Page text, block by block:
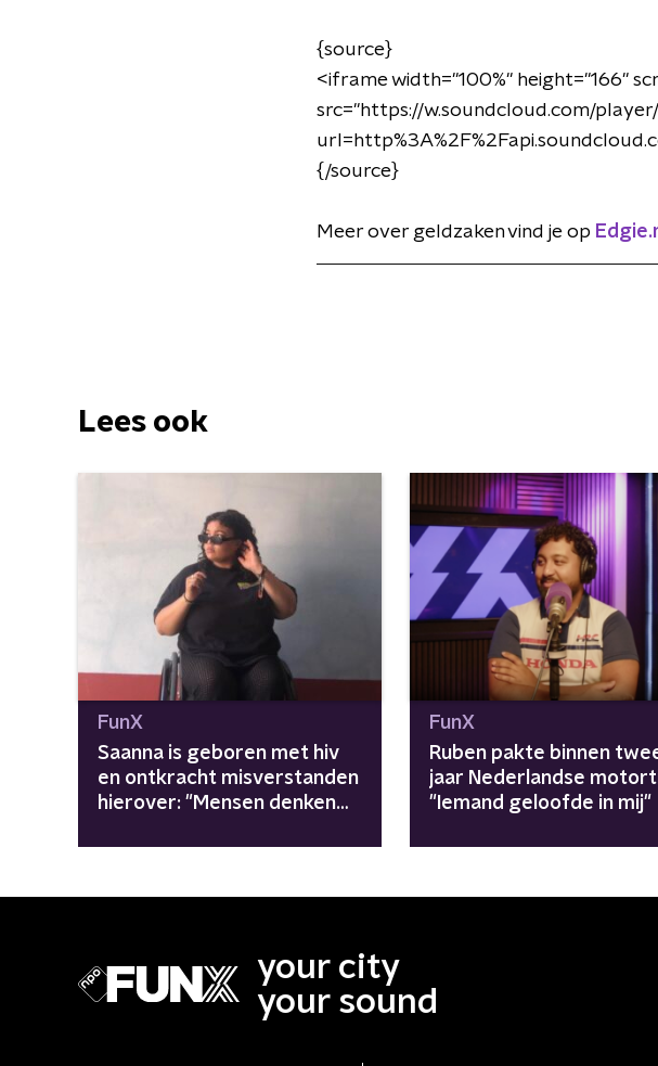
{source}
<iframe width="100%" height="166"
src="https://w.soundcloud.com/
{/source}
Meer over geldzaken vind je op
Lees ook
FunX
Saanna is geboren met hiv
en ontkracht misverstanden
hierover: "Mensen denken
FunX
Ruben pakte binnen
jaar Nederlandse
"Iemand geloofde in mij"
your city
your sound